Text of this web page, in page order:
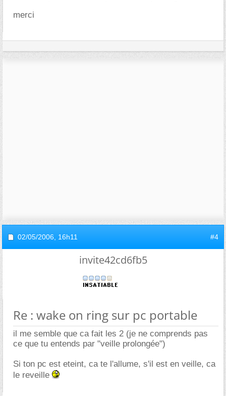
merci
02/05/2006, 16h11 #4
invite42cd6fb5
Re : wake on ring sur pc portable
il me semble que ca fait les 2 (je ne comprends pas
ce que tu entends par "veille prolongée")
Si ton pc est eteint, ca te l'allume, s'il est en veille, ca
le reveille